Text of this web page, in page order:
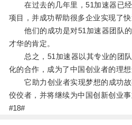
在过去的几年里，51加速器已经
项目，并成功帮助很多企业实现了快
他们的成功是对51加速器团队的
才华的肯定。
总之，51加速器以其专业的团队
化的合作，成为了中国创业者的理想
它助力创业者实现梦想的成功故
佼佼者，并将继续为中国创新创业事
#18#